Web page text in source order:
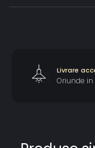
Livrare
Oriunde